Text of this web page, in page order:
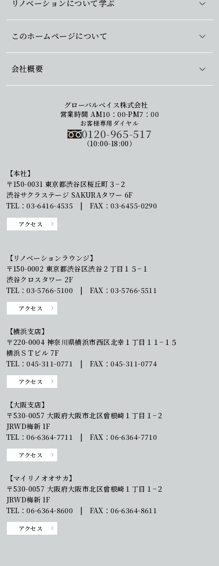
リノベーションについて学ぶ
このホームページについて
会社概要
グローバルベイス株式会社
営業時間 AM10：00-PM7：00
お客様専用ダイヤル
0120-965-517
（10:00-18:00）
【本社】
〒150-0031 東京都渋谷区桜丘町３−２
渋谷サクラステージ SAKURAタワー 6F
TEL：03-6416-4535 | FAX：03-6455-0290
アクセス
【リノベーションラウンジ】
〒150-0002 東京都渋谷区渋谷２丁目１５−１
渋谷クロスタワー 2F
TEL：03-5766-5100 | FAX：03-5766-5511
アクセス
【横浜支店】
〒220-0004 神奈川県横浜市西区北幸１丁目１１−１５
横浜ＳＴビル 7F
TEL：045-311-0771 | FAX：045-311-0774
アクセス
【大阪支店】
〒530-0057 大阪府大阪市北区曾根崎１丁目１−２
JRWD梅新 1F
TEL：06-6364-7711 | FAX：06-6364-7710
アクセス
【マイリノオオサカ】
〒530-0057 大阪府大阪市北区曾根崎１丁目１−２
JRWD梅新 1F
TEL：06-6364-8600 | FAX：06-6364-8611
アクセス